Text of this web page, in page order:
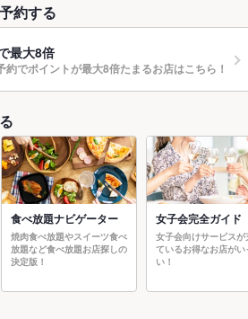
約する
最大8倍
約でポイントが最大8倍たまるお店はこちら！
食べ放題ナビゲーター
焼肉食べ放題やスイーツ食べ
放題など食べ放題お店探しの
決定版！
女子会完全ガイド
女子会向けサービスが
ているお得なお店がい
い！